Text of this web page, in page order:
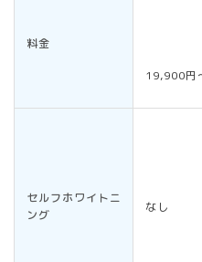
料金
19,900円
セルフホワイトニ
ング
なし